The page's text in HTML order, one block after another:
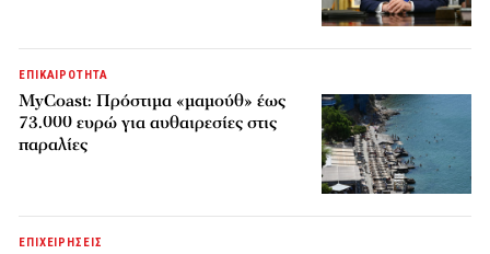
ΕΠΙΚΑΙΡΟΤΗΤΑ
MyCoast: Πρόστιμα «μαμούθ» έως
73.000 ευρώ για αυθαιρεσίες στις
παραλίες
ΕΠΙΧΕΙΡΗΣΕΙΣ